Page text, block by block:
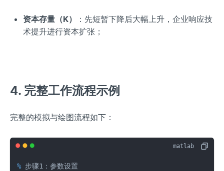
资本存量（K）
：先短暂下降后大幅上升，企业响应技
术提升进行资本扩张；
4. 完整工作流程示例
完整的模拟与绘图流程如下：
% 步骤1：参数设置